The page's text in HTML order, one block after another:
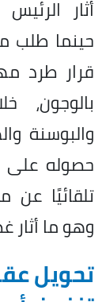
أثار
حينما طلب
قرار طرد
بالوجون،
حصوله على
تلقائيًا عن
وهو ما
تحويل